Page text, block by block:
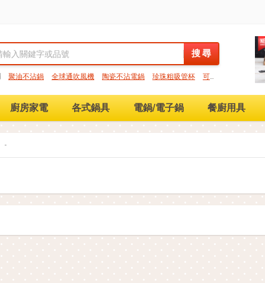
搜 尋
聚油不沾鍋 全球通吹風機 陶瓷不沾電鍋 珍珠粗吸管杯
可微
廚房家電 各式鍋具 電鍋/電子鍋 餐廚用具
搜 尋